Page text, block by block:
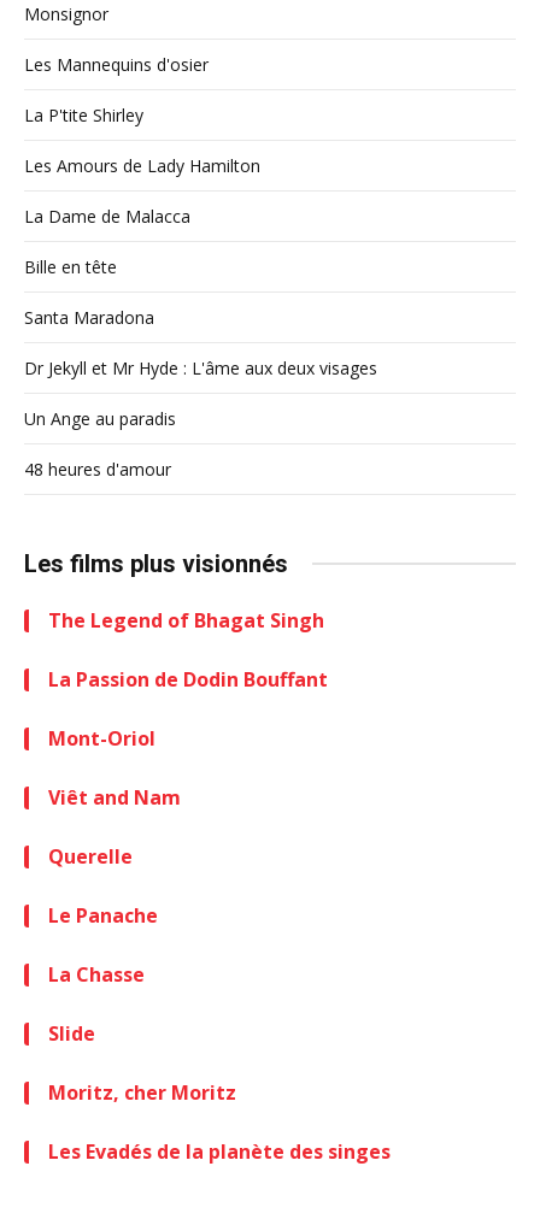
Monsignor
Les Mannequins d'osier
La P'tite Shirley
Les Amours de Lady Hamilton
La Dame de Malacca
Bille en tête
Santa Maradona
Dr Jekyll et Mr Hyde : L'âme aux deux visages
Un Ange au paradis
48 heures d'amour
Les films plus visionnés
The Legend of Bhagat Singh
La Passion de Dodin Bouffant
Mont-Oriol
Viêt and Nam
Querelle
Le Panache
La Chasse
Slide
Moritz, cher Moritz
Les Evadés de la planète des singes